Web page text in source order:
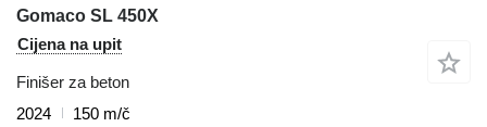
Gomaco SL 450X
Cijena na upit
Finišer za beton
2024
150 m/č